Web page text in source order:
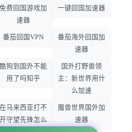
免费回国游戏加
速器
一键回国加速器
番茄回国VPN
番茄海外回国加
速器
酷狗到国外不能
用了吗知乎
国外打野兽领
主：新世界用什
么加速
在马来西亚打不
开守望先锋怎么
魔兽世界国外加
速器